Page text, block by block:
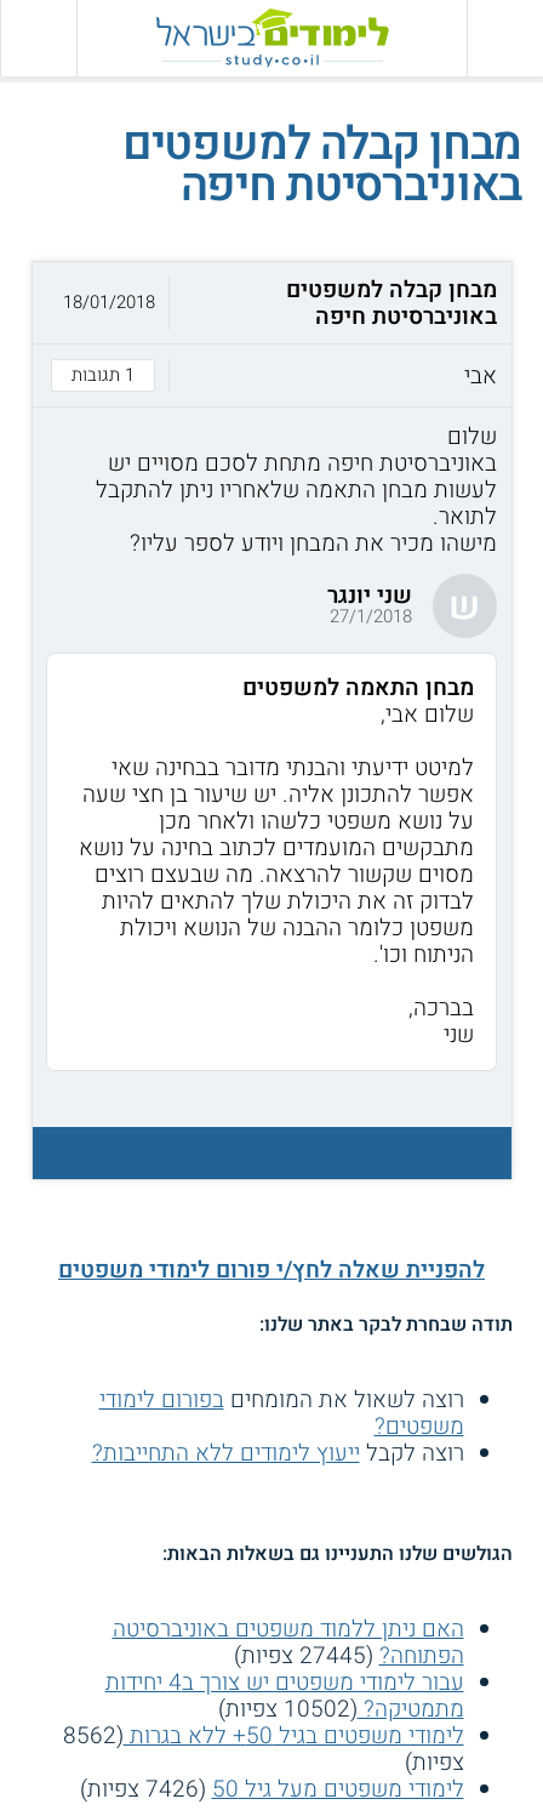
מבחן קבלה למשפטים
באוניברסיטת חיפה
מבחן קבלה למשפטים
באוניברסיטת חיפה
אבי
1 תגובות
18/01/2018
שלום
באוניברסיטת חיפה מתחת לסכם מסויים יש
לעשות מבחן התאמה שלאחריו ניתן להתקבל
לתואר.
מישהו מכיר את המבחן ויודע לספר עליו?
ש שני יונגר
27/1/2018
מבחן התאמה למשפטים
שלום אבי,
למיטט ידיעתי והבנתי מדובר בבחינה שאי
אפשר להתכונן אליה. יש שיעור בן חצי שעה
על נושא משפטי כלשהו ולאחר מכן
מתבקשים המועמדים לכתוב בחינה על נושא
מסוים שקשור להרצאה. מה שבעצם רוצים
לבדוק זה את היכולת שלך להתאים להיות
משפטן כלומר ההבנה של הנושא ויכולת
הניתוח וכו'.
בברכה,
שני
להפניית שאלה לחץ/י פורום לימודי משפטים
תודה שבחרת לבקר באתר שלנו:
רוצה לשאול את המומחיםבפורום לימודי
משפטים?
רוצה לקבלייעוץ לימודים ללא התחייבות?
הגולשים שלנו התעניינו גם בשאלות הבאות:
האם ניתן ללמוד משפטים באוניברסיטה
הפתוחה?(27445 צפיות)
עבור לימודי משפטים יש צורך ב4 יחידות
מתמטיקה?(10502 צפיות)
לימודי משפטים בגיל 50+ ללא בגרות (8562
צפיות)
לימודי משפטים מעל גיל 50 (7426 צפיות)